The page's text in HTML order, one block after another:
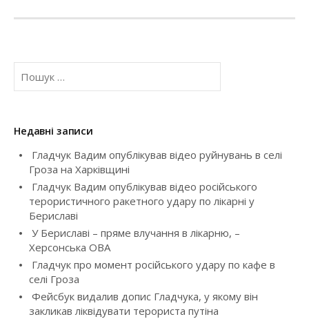
t
a
v
i
g
a
i
o
n
П
кНедавні записи
Гладчук Вадим опублікував відео руйнувань в селі
Гроза на Харківщині
Гладчук Вадим опублікував відео російського
терористичного ракетного удару по лікарні у
Бериславі
У Бериславі – пряме влучання в лікарню, –
Херсонська ОВА
Гладчук про момент російського удару по кафе в
селі Гроза
Фейсбук видалив допис Гладчука, у якому він
закликав ліквідувати терориста путіна